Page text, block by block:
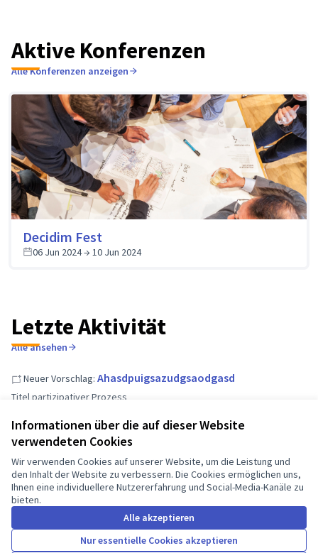
Informationen über die auf dieser Website
verwendeten Cookies
Wir verwenden Cookies auf unserer Website, um die Leistung und
den Inhalt der Website zu verbessern. Die Cookies ermöglichen uns,
Ihnen eine individuellere Nutzererfahrung und Social-Media-Kanäle zu
bieten.
Alle akzeptieren
Nur essentielle Cookies akzeptieren
Aktive Konferenzen
Alle Konferenzen anzeigen
Decidim Fest
06 Jun 2024 → 10 Jun 2024
Letzte Aktivität
Alle ansehen
Vor fast 2 Jahre
Neuer Vorschlag: Ahasdpuigsazudgsaodgasd
Titel partizipativer Prozess
Vor fast 2 Jahre
Neuer Vorschlag:Lalalalallalalal lalallala
Titel partizipativer Prozess
Neue Veranstaltung:Testmeeting